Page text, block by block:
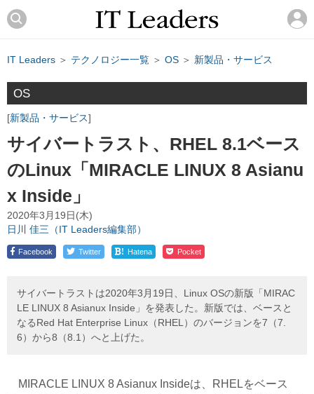
IT Leaders ＞ テクノロジー一覧 ＞ OS ＞ 新製品・サービス
OS
新製品・サービス
サイバートラスト、RHEL 8.1ベース
のLinux「MIRACLE LINUX 8 Asianu
x Inside」
2020年3月19日(木)
日川 佳三（IT Leaders編集部）
Facebook Twitter ! Hatena Pocket
サイバートラストは2020年3月19日、Linux OSの新版「MIRAC
LE LINUX 8 Asianux Inside」を発表した。新版では、ベースと
なるRed Hat Enterprise Linux（RHEL）のバージョンを7（7.
6）から8（8.1）へと上げた。
MIRACLE LINUX 8 Asianux Insideは、RHELをベース